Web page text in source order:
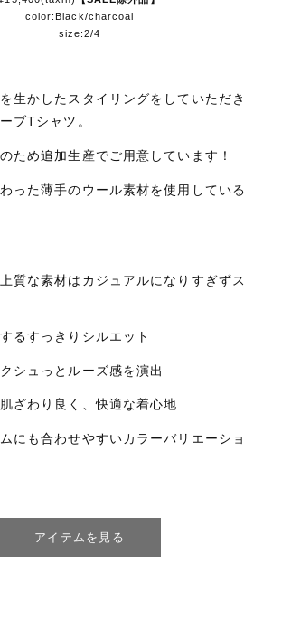
color:Black/charcoal
size:2/4
生かしたスタイリングをしていただき
ブTシャツ。
ため追加生産でご用意しています！
った薄手のウール素材を使用している
質な素材はカジュアルになりすぎずス
るすっきりシルエット
シュっとルーズ感を演出
ざわり良く、快適な着心地
にも合わせやすいカラーバリエーショ
アイテムを見る